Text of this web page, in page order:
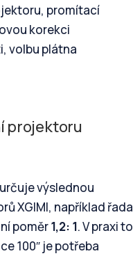
promítací
korekci
volbu plátna
projektoru
výslednou
XGIMI, například řada
poměr1,2: 1. V praxi to
100″ je potřeba